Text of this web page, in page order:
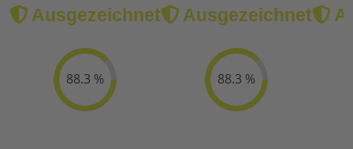
Ausgezeichnet
88.3 %
Ausgezeichnet
88.3 %